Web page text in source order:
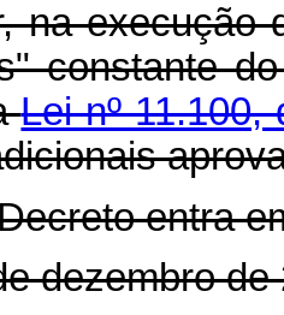
na execução
constante
Lei nº
entra
dezembro de